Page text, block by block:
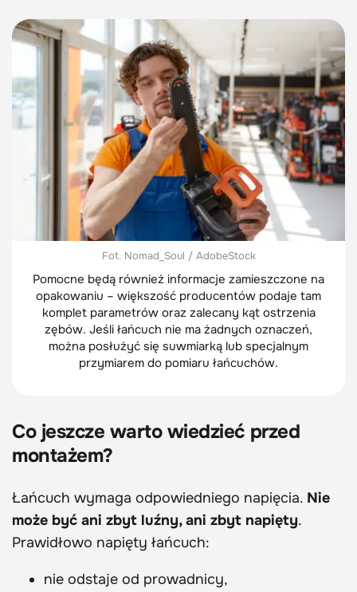
Fot. Nomad_Soul / AdobeStock
Pomocne będą również informacje zamieszczone na
opakowaniu – większość producentów podaje tam
komplet parametrów oraz zalecany kąt ostrzenia
zębów. Jeśli łańcuch nie ma żadnych oznaczeń,
można posłużyć się suwmiarką lub specjalnym
przymiarem do pomiaru łańcuchów.
Co jeszcze warto wiedzieć przed
montażem?
Łańcuch wymaga odpowiedniego napięcia. Nie
może być ani zbyt luźny, ani zbyt napięty.
Prawidłowo napięty łańcuch:
nie odstaje od prowadnicy,